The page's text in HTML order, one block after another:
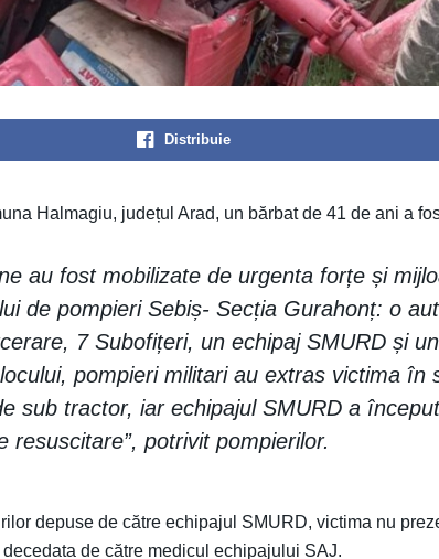
Distribuie
Halmagiu, județul Arad, un bărbat de 41 de ani a
au fost mobilizate de urgenta forțe și
de pompieri Sebiș- Secția Gurahonț: o
7 Subofițeri, un echipaj SMURD și
pompieri militari au extras victima în
sub tractor, iar echipajul SMURD a
resuscitare”, potrivit pompierilor.
depuse de către echipajul SMURD, victima nu
de către medicul echipajului SAJ.